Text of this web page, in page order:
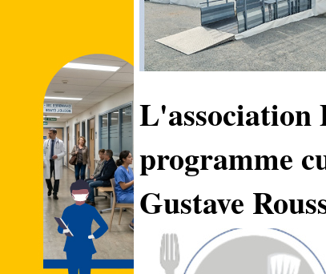
L'association
programme
Gustave